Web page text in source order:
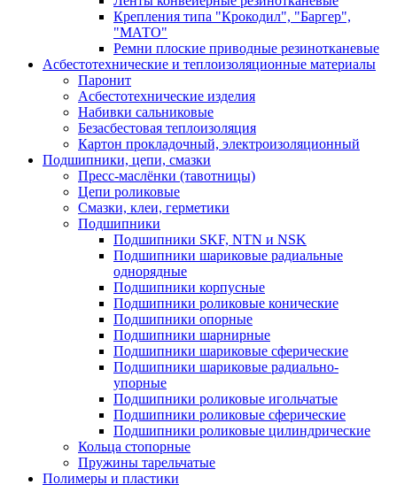
Крепления типа "Крокодил", "Баргер",
"МАТО"
Ремни плоские приводные резинотканевые
Асбестотехнические и теплоизоляционные материалы
Паронит
Асбестотехнические изделия
Набивки сальниковые
Безасбестовая теплоизоляция
Картон прокладочный, электроизоляционный
Подшипники, цепи, смазки
Пресс-маслёнки (тавотницы)
Цепи роликовые
Смазки, клеи, герметики
Подшипники
Подшипники SKF, NTN и NSK
Подшипники шариковые радиальные
однорядные
Подшипники корпусные
Подшипники роликовые конические
Подшипники опорные
Подшипники шарнирные
Подшипники шариковые сферические
Подшипники шариковые радиально-
упорные
Подшипники роликовые игольчатые
Подшипники роликовые сферические
Подшипники роликовые цилиндрические
Кольца стопорные
Пружины тарельчатые
Полимеры и пластики